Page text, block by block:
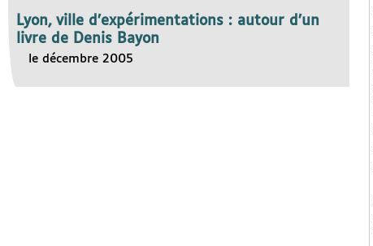
Lyon, ville d’expérimentations : autour d’un
livre de Denis Bayon
le décembre 2005